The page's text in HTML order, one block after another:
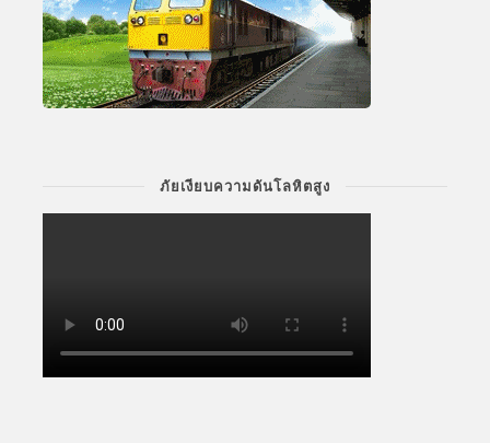
ภัยเงียบความดันโลหิตสูง